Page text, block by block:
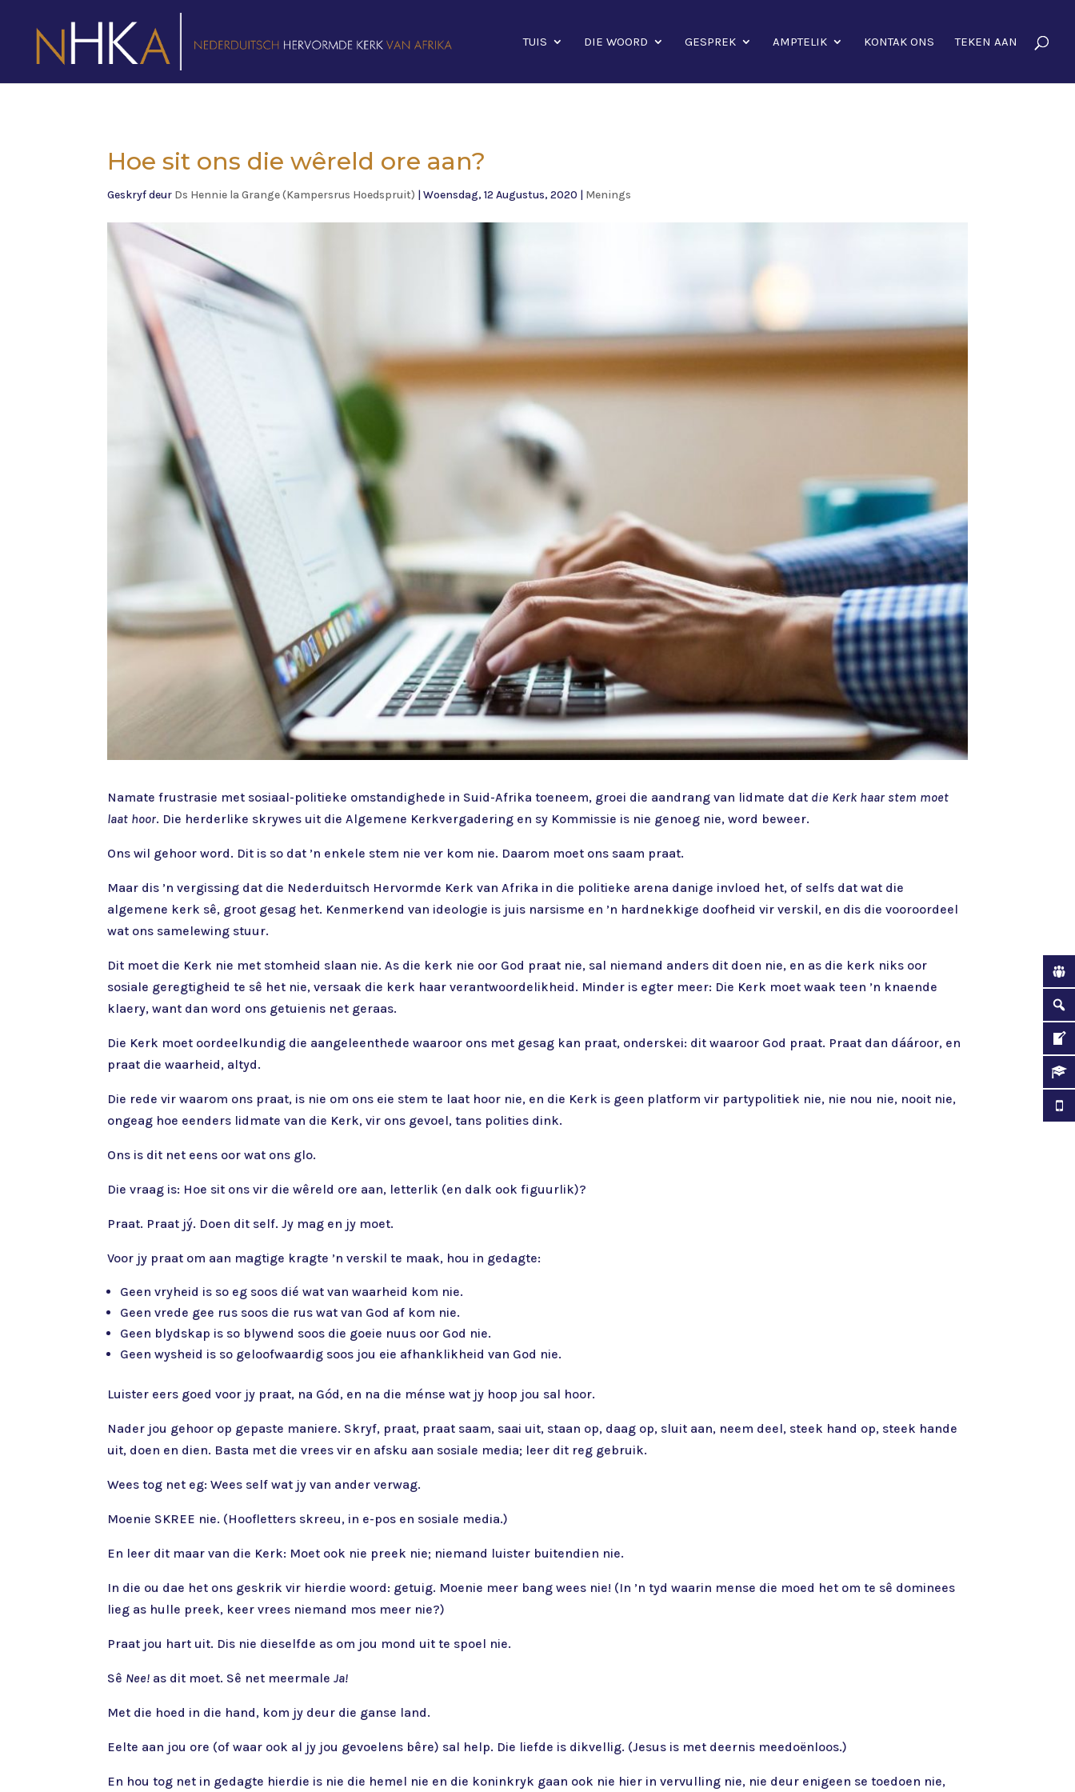
TUIS DIE WOORD GESPREK AMPTELIK KONTAK ONS TEKEN AAN
Hoe sit ons die wêreld ore aan?
Geskryf deur Ds Hennie la Grange (Kampersrus Hoedspruit) |Woensdag, 12 Augustus, 2020 | Menings
Namate frustrasie met sosiaal-politieke omstandighede in Suid-Afrika toeneem, groei die aandrang van lidmate dat die Kerk haar stem moet
laat hoor. Die herderlike skrywes uit die Algemene Kerkvergadering en sy Kommissie is nie genoeg nie, word beweer.
Ons wil gehoor word. Dit is so dat ’n enkele stem nie ver kom nie. Daarom moet ons saam praat.
Maar dis ’n vergissing dat die Nederduitsch Hervormde Kerk van Afrika in die politieke arena danige invloed het, of selfs dat wat die
algemene kerk sê, groot gesag het. Kenmerkend van ideologie is juis narsisme en ’n hardnekkige doofheid vir verskil, en dis die vooroordeel
wat ons samelewing stuur.
Dit moet die Kerk nie met stomheid slaan nie. As die kerk nie oor God praat nie, sal niemand anders dit doen nie, en as die kerk niks oor
sosiale geregtigheid te sê het nie, versaak die kerk haar verantwoordelikheid. Minder is egter meer: Die Kerk moet waak teen ’n knaende
klaery, want dan word ons getuienis net geraas.
Die Kerk moet oordeelkundig die aangeleenthede waaroor ons met gesag kan praat, onderskei: dit waaroor God praat. Praat dan dáároor, en
praat die waarheid, altyd.
Die rede vir waarom ons praat, is nie om ons eie stem te laat hoor nie, en die Kerk is geen platform vir partypolitiek nie, nie nou nie, nooit nie,
ongeag hoe eenders lidmate van die Kerk, vir ons gevoel, tans polities dink.
Ons is dit net eens oor wat ons glo.
Die vraag is: Hoe sit ons vir die wêreld ore aan, letterlik (en dalk ook figuurlik)?
Praat. Praat jý. Doen dit self. Jy mag en jy moet.
Voor jy praat om aan magtige kragte ’n verskil te maak, hou in gedagte:
Geen vryheid is so eg soos dié wat van waarheid kom nie.
Geen vrede gee rus soos die rus wat van God af kom nie.
Geen blydskap is so blywend soos die goeie nuus oor God nie.
Geen wysheid is so geloofwaardig soos jou eie afhanklikheid van God nie.
Luister eers goed voor jy praat, na Gód, en na die ménse wat jy hoop jou sal hoor.
Nader jou gehoor op gepaste maniere. Skryf, praat, praat saam, saai uit, staan op, daag op, sluit aan, neem deel, steek hand op, steek hande
uit, doen en dien. Basta met die vrees vir en afsku aan sosiale media; leer dit reg gebruik.
Wees tog net eg: Wees self wat jy van ander verwag.
Moenie SKREE nie. (Hoofletters skreeu, in e-pos en sosiale media.)
En leer dit maar van die Kerk: Moet ook nie preek nie; niemand luister buitendien nie.
In die ou dae het ons geskrik vir hierdie woord: getuig. Moenie meer bang wees nie! (In ’n tyd waarin mense die moed het om te sê dominees
lieg as hulle preek, keer vrees niemand mos meer nie?)
Praat jou hart uit. Dis nie dieselfde as om jou mond uit te spoel nie.
Sê Nee! as dit moet. Sê net meermaleJa!
Met die hoed in die hand, kom jy deur die ganse land.
Eelte aan jou ore (of waar ook al jy jou gevoelens bêre) sal help. Die liefde is dikvellig. (Jesus is met deernis meedoënloos.)
En hou tog net in gedagte hierdie is nie die hemel nie en die koninkryk gaan ook nie hier in vervulling nie, nie deur enigeen se toedoen nie,